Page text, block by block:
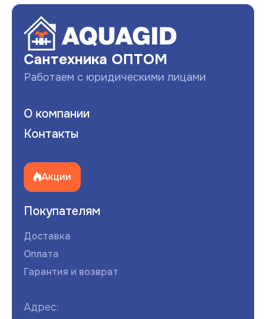
Сантехника ОПТОМ
Работаем с юридическими лицами
О компании
Контакты
Акции
Покупателям
Доставка
Оплата
Гарантия и возврат
Адрес: